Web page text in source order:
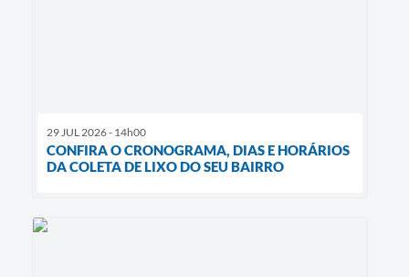
29 JUL 2026 - 14h00
CONFIRA O CRONOGRAMA, DIAS E HORÁRIOS
DA COLETA DE LIXO DO SEU BAIRRO